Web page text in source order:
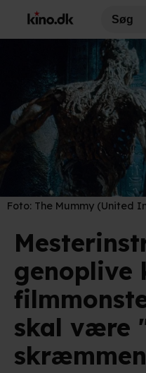
Foto: The Mummy (United
genoplive
skal være